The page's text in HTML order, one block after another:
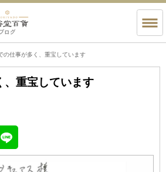
の仕事が多く、重宝しています
、重宝しています